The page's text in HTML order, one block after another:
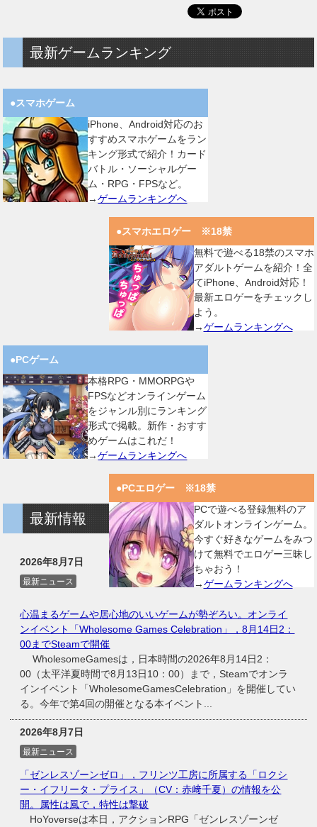
最新ゲームランキング
●スマホゲーム
iPhone、Android対応のお
すすめスマホゲームをラン
キング形式で紹介！カード
バトル・ソーシャルゲー
ム・RPG・FPSなど。
→ゲームランキングへ
●スマホエロゲー ※18禁
無料で遊べる18禁のスマホ
アダルトゲームを紹介！全
てiPhone、Android対応！
最新エロゲーをチェックし
よう。
→ゲームランキングへ
●PCゲーム
本格RPG・MMORPGや
FPSなどオンラインゲーム
をジャンル別にランキング
形式で掲載。新作・おすす
めゲームはこれだ！
→ゲームランキングへ
●PCエロゲー ※18禁
PCで遊べる登録無料のア
ダルトオンラインゲーム。
今すぐ好きなゲームをみつ
けて無料でエロゲー三昧し
ちゃおう！
→ゲームランキングへ
最新情報
2026年8月7日
最新ニュース
心温まるゲームや居心地のいいゲームが勢ぞろい。オンライ
ンイベント「Wholesome Games Celebration」，8月14日2：
00までSteamで開催
WholesomeGamesは，日本時間の2026年8月14日2：
00（太平洋夏時間で8月13日10：00）まで，Steamでオンラ
インイベント「WholesomeGamesCelebration」を開催してい
る。今年で第4回の開催となる本イベント...
2026年8月7日
最新ニュース
「ゼンレスゾーンゼロ」，フリンツ工房に所属する「ロクシ
ー・イフリータ・プライス」（CV：赤﨑千夏）の情報を公
開。属性は風で，特性は撃破
HoYoverseは本日，アクションRPG「ゼンレスゾーンゼ